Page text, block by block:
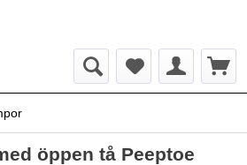
öppen tå Peeptoe